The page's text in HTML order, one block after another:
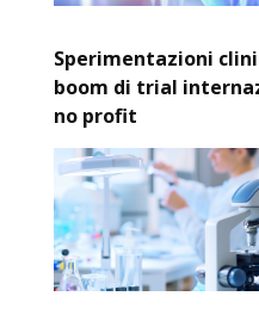
Sperimentazioni
boom di trial
no profit